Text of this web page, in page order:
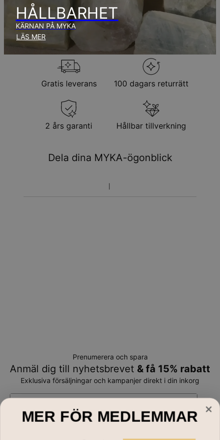
produktionstid.
Returpolicy
Observera att personliga smycken är unika och endast kan
returneras för utbyte eller butikskredit
HÅLLBARHET
KÄRNAN PÅ MYKA
LÄS MER
Gratis leverans 100 dagars returrätt
2 års garanti Hållbar tillverkning
Dela dina MYKA-ögonblick
Prenumerera och spara
Anmäl dig till nyhetsbrevet & få 15% rabatt
Exklusiva försäljningar och kampanjer direkt i din inkorg
MER FÖR MEDLEMMAR